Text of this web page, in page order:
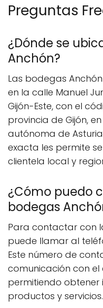
Preguntas
¿Dónde se
Anchón?
Las bodegas
en la calle Manuel
Gijón-Este, con el
provincia de Gijón,
autónoma de
exacta les permite
clientela local y
¿Cómo puedo
bodegas
Para contactar con
puede llamar al
Este número de
comunicación con el
permitiendo obtener
productos y servicios.